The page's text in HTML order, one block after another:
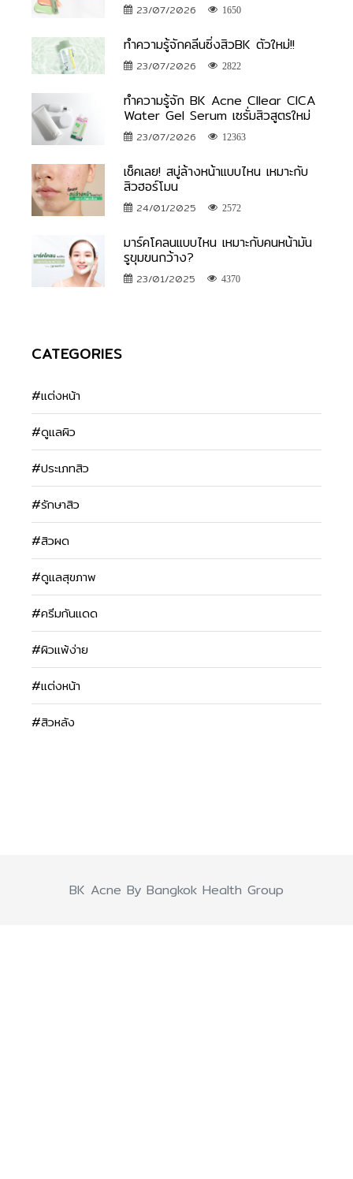
23/07/2026 1650
ทำความรู้จักคลีนซิ่งสิวBK ตัวใหม่!!
23/07/2026 2822
ทำความรู้จัก BK Acne Cllear CICA
Water Gel Serum เซรั่มสิวสูตรใหม่
23/07/2026 12363
เช็คเลย! สบู่ล้างหน้าแบบไหน เหมาะกับ
สิวฮอร์โมน
24/01/2025 2572
มาร์คโคลนแบบไหน เหมาะกับคนหน้ามัน
รูขุมขนกว้าง?
23/01/2025 4370
CATEGORIES
#แต่งหน้า
#ดูแลผิว
#ประเภทสิว
#รักษาสิว
#สิวผด
#ดูแลสุขภาพ
#ครีมกันแดด
#ผิวแพ้ง่าย
#แต่งหน้า
#สิวหลัง
BK Acne By Bangkok Health Group